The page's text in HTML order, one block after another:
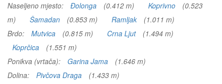
Naseljeno mjesto:
Ðolonga (0.412 m) Koprivno
(0.523
m)
Šamadan (0.853 m) Ramljak
(1.011 m)
Brdo:
Mutvica (0.815 m) Crna Ljut
(1.494 m)
Koprčica
(1.551 m)
Ponikva (vrtača):
Garina Jama
(1.646 m)
Dolina:
Pivčova Draga (1.433 m)